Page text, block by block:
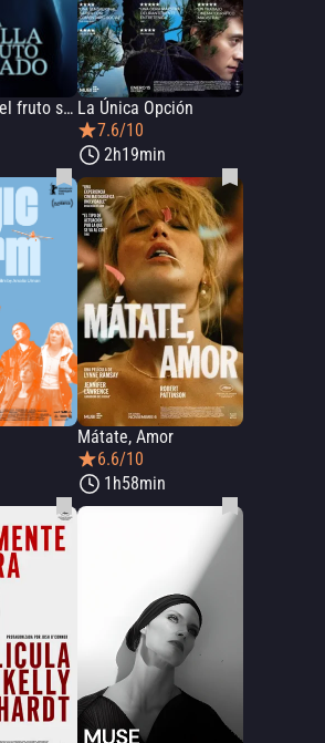
La semilla del fruto sagrado La Única Opción
7.6/10
2h19min
Mátate, Amor
6.6/10
1h58min